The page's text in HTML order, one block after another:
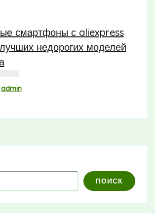
смартфоны с aliexpress
недорогих моделей
admin
ПОИСК